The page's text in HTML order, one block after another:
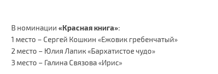
В номинации «Красная книга»:
1 место – Сергей Кошкин «Ежовик гребенчатый»
2 место – Юлия Лапик «Бархатистое чудо»
3 место – Галина Связова «Ирис»